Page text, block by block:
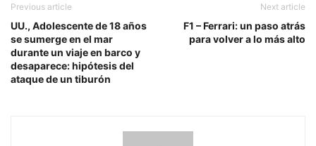
Previous article
UU., Adolescente de 18 años
se sumerge en el mar
durante un viaje en barco y
desaparece: hipótesis del
ataque de un tiburón
Next article
F1 – Ferrari: un paso atrás
para volver a lo más alto